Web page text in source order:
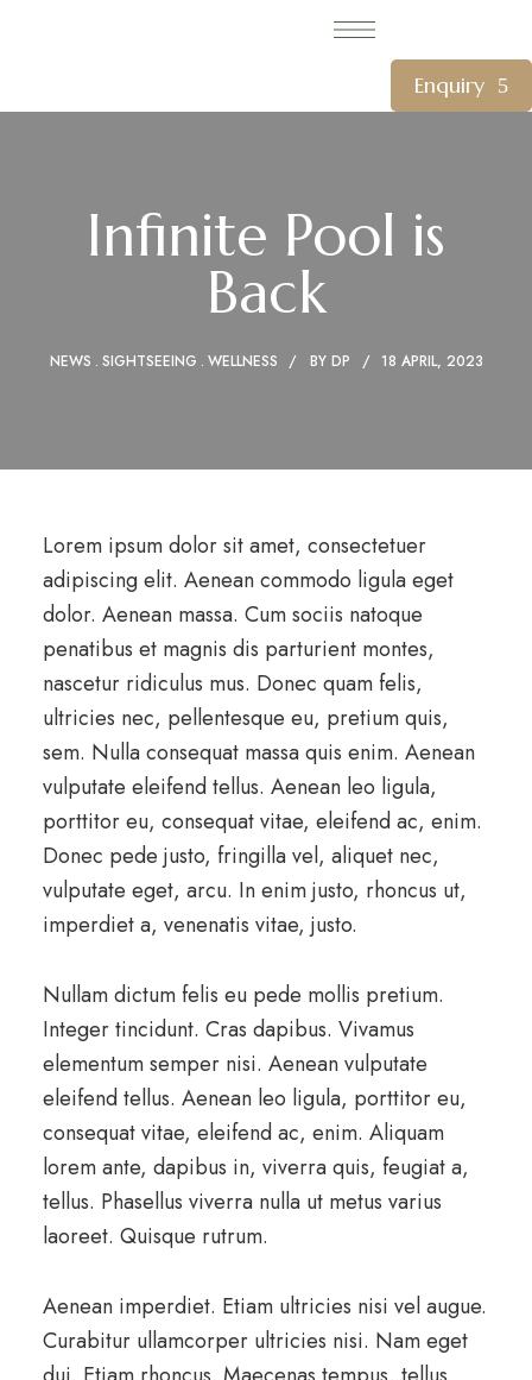
Enquiry
Infinite Pool is
Back
NEWS SIGHTSEEING WELLNESS BY DP 18 APRIL, 2023
Lorem ipsum dolor sit amet, consectetuer
adipiscing elit. Aenean commodo ligula eget
dolor. Aenean massa. Cum sociis natoque
penatibus et magnis dis parturient montes,
nascetur ridiculus mus. Donec quam felis,
ultricies nec, pellentesque eu, pretium quis,
sem. Nulla consequat massa quis enim. Aenean
vulputate eleifend tellus. Aenean leo ligula,
porttitor eu, consequat vitae, eleifend ac, enim.
Donec pede justo, fringilla vel, aliquet nec,
vulputate eget, arcu. In enim justo, rhoncus ut,
imperdiet a, venenatis vitae, justo.
Nullam dictum felis eu pede mollis pretium.
Integer tincidunt. Cras dapibus. Vivamus
elementum semper nisi. Aenean vulputate
eleifend tellus. Aenean leo ligula, porttitor eu,
consequat vitae, eleifend ac, enim. Aliquam
lorem ante, dapibus in, viverra quis, feugiat a,
tellus. Phasellus viverra nulla ut metus varius
laoreet. Quisque rutrum.
Aenean imperdiet. Etiam ultricies nisi vel augue.
Curabitur ullamcorper ultricies nisi. Nam eget